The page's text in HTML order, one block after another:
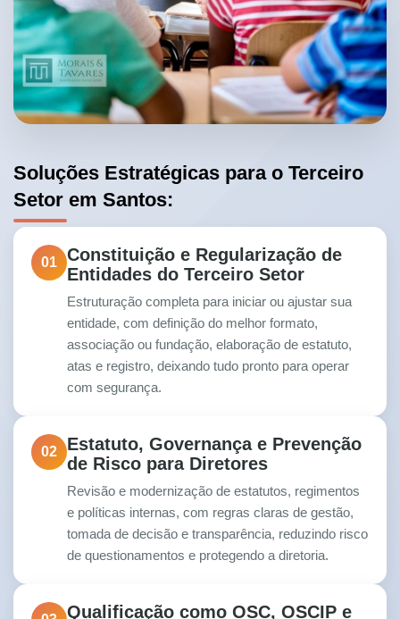
Soluções Estratégicas para o Terceiro
Setor em Santos:
01
Constituição e Regularização de
Entidades do Terceiro Setor
Estruturação completa para iniciar ou ajustar sua
entidade, com definição do melhor formato,
associação ou fundação, elaboração de estatuto,
atas e registro, deixando tudo pronto para operar
com segurança.
02
Estatuto, Governança e Prevenção
de Risco para Diretores
Revisão e modernização de estatutos, regimentos
e políticas internas, com regras claras de gestão,
tomada de decisão e transparência, reduzindo risco
de questionamentos e protegendo a diretoria.
Qualificação como OSC, OSCIP e